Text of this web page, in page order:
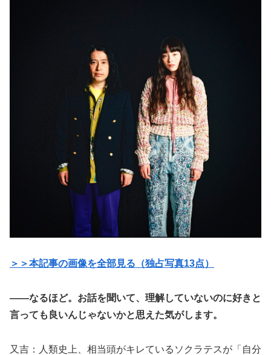
＞＞本記事の画像を全部見る（独占写真13点）
――なるほど。お話を聞いて、理解していないのに好きと
言っても良いんじゃないかと思えた気がします。
又吉：人類史上、相当頭がキレているソクラテスが「自分